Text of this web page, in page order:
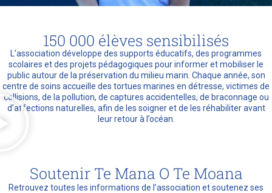
150 000 élèves sensibilisés
L’association développe des supports éducatifs, des programmes
scolaires et des projets pédagogiques pour informer et mobiliser le
public autour de la préservation du milieu marin. Chaque année, son
centre de soins accueille des tortues marines en détresse, victimes de
collisions, de la pollution, de captures accidentelles, de braconnage ou
d’affections naturelles, afin de les soigner et de les réhabiliter avant
leur retour à l’océan.
Soutenir Te Mana O Te Moana
Retrouvez toutes les informations de l’association et soutenez ses